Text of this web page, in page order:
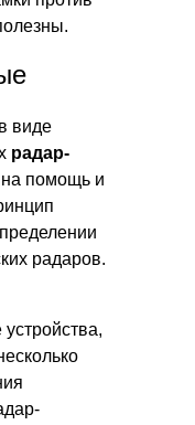
виде
радар-
помощь и
радаров.